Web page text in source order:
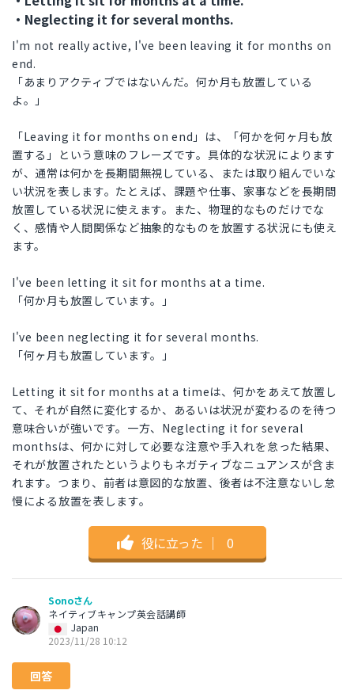
・Neglecting it for several months.
I'm not really active, I've been leaving it for months on
end.
「あまりアクティブではないんだ。何か月も放置している
よ。」
「Leaving it for months on end」は、「何かを何ヶ月も放
置する」という意味のフレーズです。具体的な状況によります
が、通常は何かを長期間無視している、または取り組んでいな
い状況を表します。たとえば、課題や仕事、家事などを長期間
放置している状況に使えます。また、物理的なものだけでな
く、感情や人間関係など抽象的なものを放置する状況にも使え
ます。
I've been letting it sit for months at a time.
「何か月も放置しています。」
I've been neglecting it for several months.
「何ヶ月も放置しています。」
Letting it sit for months at a timeは、何かをあえて放置し
て、それが自然に変化するか、あるいは状況が変わるのを待つ
意味合いが強いです。一方、Neglecting it for several
monthsは、何かに対して必要な注意や手入れを怠った結果、
それが放置されたというよりもネガティブなニュアンスが含ま
れます。つまり、前者は意図的な放置、後者は不注意ないし怠
慢による放置を表します。
役に立った ｜ 0
Sonoさん
ネイティブキャンプ英会話講師
Japan
2023/11/28 10:12
回答